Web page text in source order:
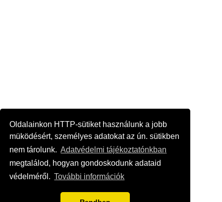
Oldalainkon HTTP-sütiket használunk a jobb
müködésért, személyes adatokat az ún. sütikben
nem tárolunk. Adatvédelmi tájékoztatónkban
megtalálod, hogyan gondoskodunk adataid
védelméről. További információk